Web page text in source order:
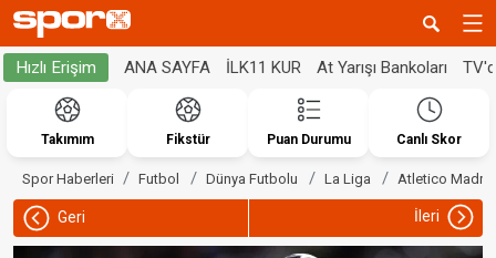
Hızlı Erişim ANA SAYFA İLK11 KUR At Yarışı Bankoları
Takımım Fikstür Puan Durumu Canlı Skor
Spor Haberleri Futbol Dünya Futbolu La Liga Atletico Madrid
Geri İleri